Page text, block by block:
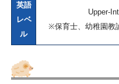
英語
レベ
ル
Upper-
※保育士、幼稚園教